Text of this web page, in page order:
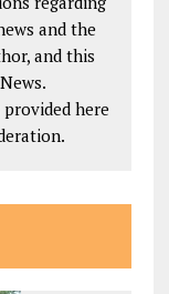
and the
and this
here